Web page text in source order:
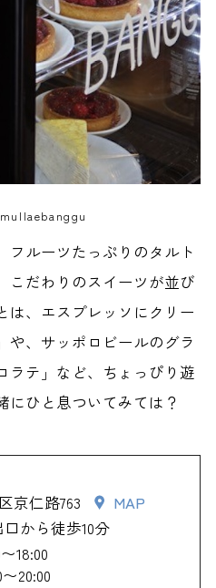
フルーツたっぷりのタルト
こだわりのスイーツが並び
は、エスプレッソにクリー
や、サッポロビールのグラ
ラテ」など、ちょっぴり遊
にひと息ついてみては？
京仁路763
MAP
から徒歩10分
18:00
20:00